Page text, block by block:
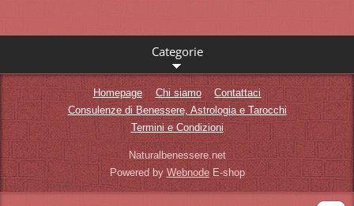
Categorie
Homepage Chi siamo
Contattaci
Consulenze di Benessere, Astrologia e Tarocchi
Termini e Condizioni
Naturalbenessere.net
Powered byWebnodeE-shop